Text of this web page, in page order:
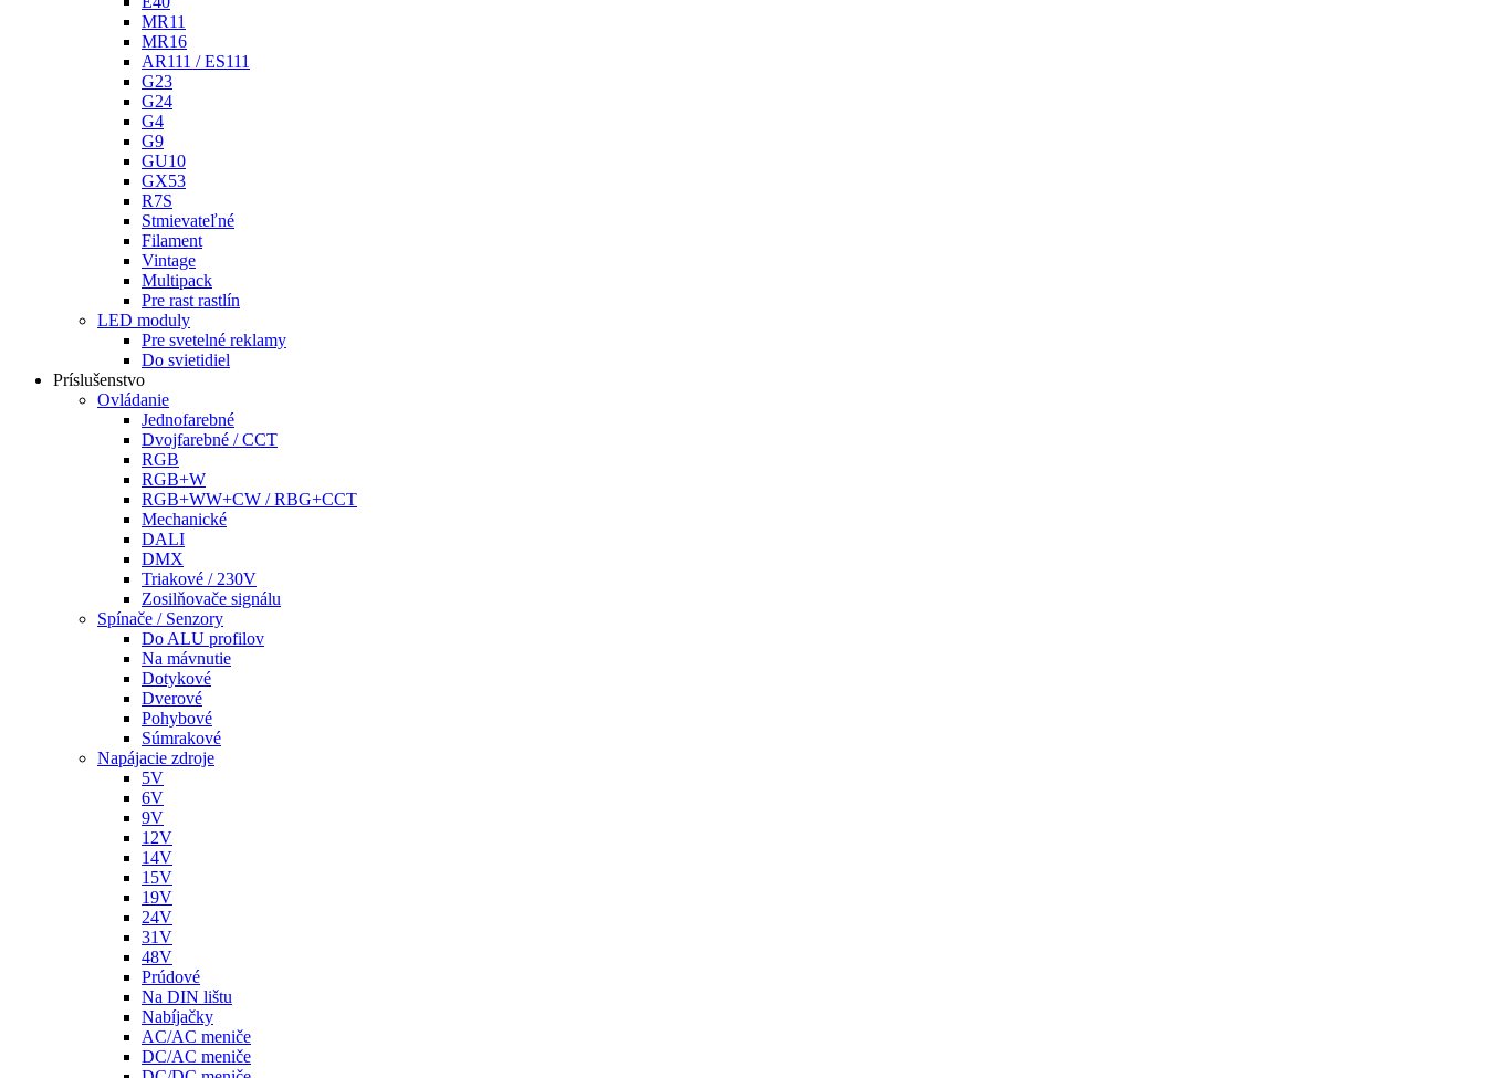
MR11
MR16
AR111 / ES111
G23
G24
G4
G9
GU10
GX53
R7S
Stmievateľné
Filament
Vintage
Multipack
Pre rast rastlín
LED moduly
Pre svetelné reklamy
Do svietidiel
Príslušenstvo
Ovládanie
Jednofarebné
Dvojfarebné / CCT
RGB
RGB+W
RGB+WW+CW / RBG+CCT
Mechanické
DALI
DMX
Triakové / 230V
Zosilňovače signálu
Spínače / Senzory
Do ALU profilov
Na mávnutie
Dotykové
Dverové
Pohybové
Súmrakové
Napájacie zdroje
5V
6V
9V
12V
14V
15V
19V
24V
31V
48V
Prúdové
Na DIN lištu
Nabíjačky
AC/AC meniče
DC/AC meniče